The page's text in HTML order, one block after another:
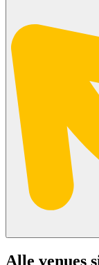
Alle venues